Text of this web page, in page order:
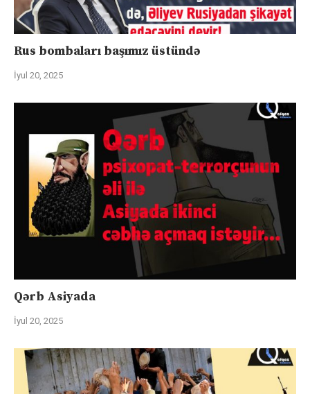
Rus bombaları başımız üstündə
İyul 20, 2025
Qərb Asiyada
İyul 20, 2025